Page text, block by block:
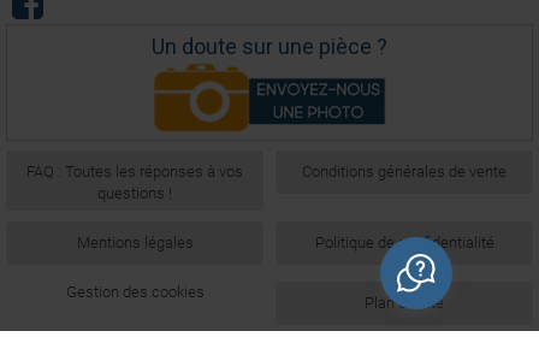
Un doute sur une pièce ?
FAQ : Toutes les réponses à vos
questions !
Conditions générales de vente
Mentions légales Politique de confidentialité
Gestion des cookies
Plan du site